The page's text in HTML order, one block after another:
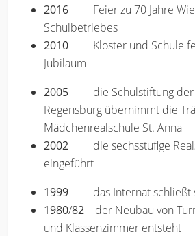
2016 Feier zu 70 Jahre
Schulbetriebes
2010 Kloster und Schule
Jubiläum
2005 die Schulstiftung
Regensburg übernimmt die
Mädchenrealschule St. Anna
2002 die sechsstufige
eingeführt
1999 das Internat schließt
1980/82 der Neubau von
und Klassenzimmer entsteht